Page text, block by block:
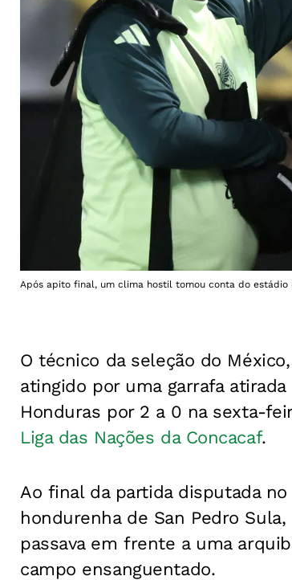
Após apito final, um clima hostil tomou conta do estádio
O técnico da seleção do
atingido por uma garrafa
Honduras por 2 a 0 na sexta-
Liga das Nações da Concacaf.
Ao final da partida disputada
hondurenha de San Pedro
passava em frente a uma
campo ensanguentado.